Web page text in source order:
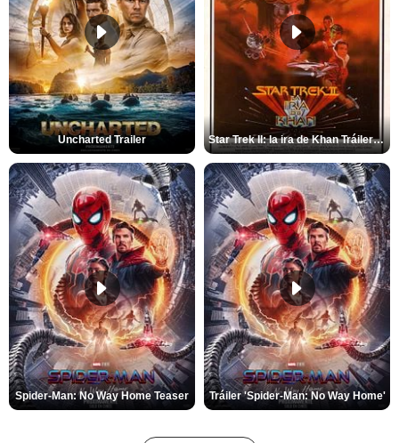
Uncharted Trailer Star Trek II: la ira de Khan Tráiler VO
Spider-Man: No Way Home Teaser Tráiler 'Spider-Man: No Way Home'